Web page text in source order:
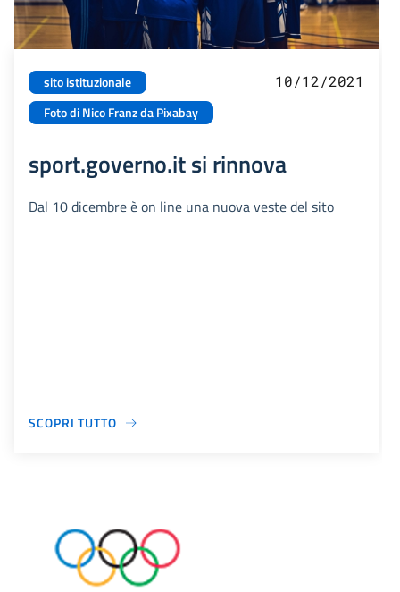
sito istituzionale
Foto di Nico Franz da Pixabay
10/12/2021
sport.governo.it si rinnova
Dal 10 dicembre è on line una nuova veste del sito
SCOPRI TUTTO